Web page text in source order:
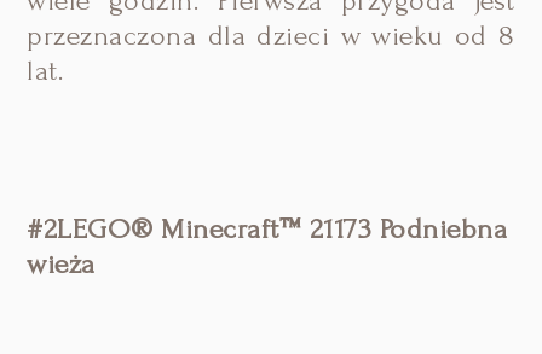
przeznaczona dla dzieci w wieku od 8
lat.
#2LEGO® Minecraft™ 21173 Podniebna
wieża